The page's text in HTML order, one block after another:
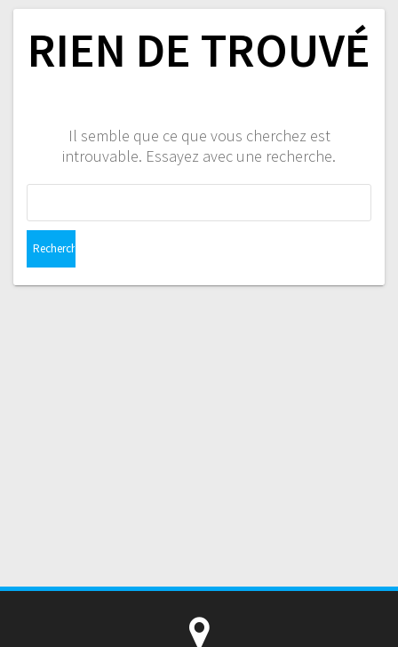
RIEN DE TROUVÉ
Il semble que ce que vous cherchez est
introuvable. Essayez avec une recherche.